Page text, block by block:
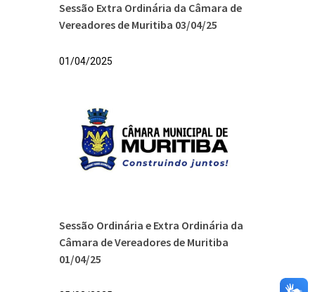
Sessão Extra Ordinária da Câmara de
Vereadores de Muritiba 03/04/25
01/04/2025
Sessão Ordinária e Extra Ordinária da
Câmara de Vereadores de Muritiba
01/04/25